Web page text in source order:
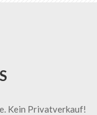
Kein Privatverkauf!